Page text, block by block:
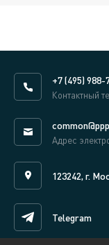
+7 (495) 988-
Контактный
Адрес
123242, г.
Telegram